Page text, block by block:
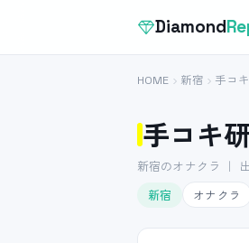
Diamond
HOME 新宿 手コ
手コキ
新宿のオナクラ ｜
新宿
オナクラ